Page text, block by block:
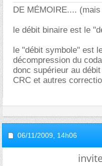
DE MÉMOIRE....
le débit binaire est le
le "débit symbole" est
décompression du
donc supérieur au
CRC et autres
06/11/2009, 14h06